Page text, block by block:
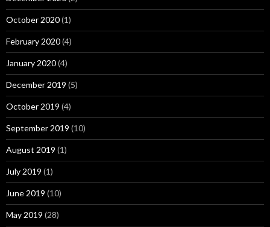
October 2020(1)
February 2020(4)
January 2020(4)
December 2019 (5)
October 2019 (4)
September 2019 (10)
August 2019 (1)
July 2019 (1)
June 2019 (10)
May 2019 (28)